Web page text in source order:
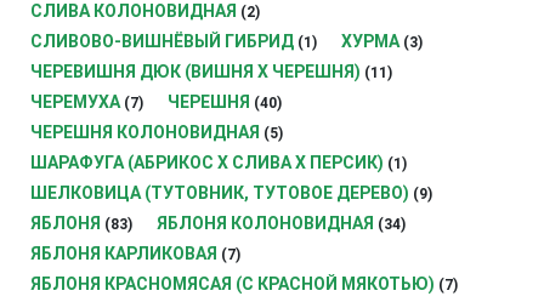
СЛИВА КОЛОНОВИДНАЯ (2)
СЛИВОВО-ВИШНЁВЫЙ ГИБРИД (1) ХУРМА (3)
ЧЕРЕВИШНЯ ДЮК (ВИШНЯ Х ЧЕРЕШНЯ) (11)
ЧЕРЕМУХА (7) ЧЕРЕШНЯ (40)
ЧЕРЕШНЯ КОЛОНОВИДНАЯ (5)
ШАРАФУГА (АБРИКОС Х СЛИВА Х ПЕРСИК) (1)
ШЕЛКОВИЦА (ТУТОВНИК, ТУТОВОЕ ДЕРЕВО) (9)
ЯБЛОНЯ (83) ЯБЛОНЯ КОЛОНОВИДНАЯ (34)
ЯБЛОНЯ КАРЛИКОВАЯ (7)
ЯБЛОНЯ КРАСНОМЯСАЯ (С КРАСНОЙ МЯКОТЬЮ) (7)